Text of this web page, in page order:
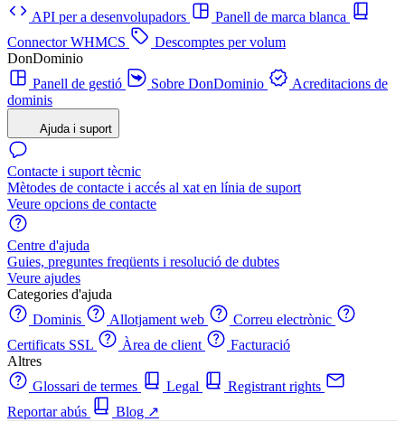
API per a desenvolupadors
Panell de marca blanca
Connector WHMCS
Descomptes per volum
DonDominio
Panell de gestió
Sobre DonDominio
Acreditacions de
dominis
Ajuda i suport
Contacte i suport tècnic
Mètodes de contacte i accés al xat en línia de suport
Veure opcions de contacte
Centre d'ajuda
Guies, preguntes freqüents i resolució de dubtes
Veure ajudes
Categories d'ajuda
Dominis
Allotjament web
Correu electrònic
Certificats SSL
Àrea de client
Facturació
Altres
Glossari de termes
Legal
Registrant rights
Reportar abús
Blog ↗